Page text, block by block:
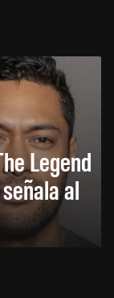
Legend
al